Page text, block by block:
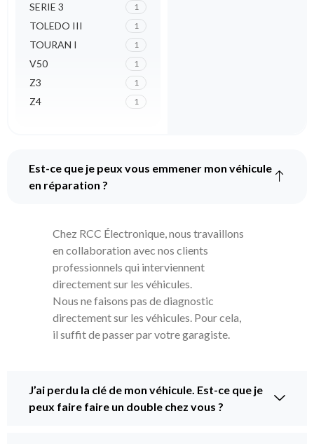
SERIE 3 1
TOLEDO III 1
TOURAN I 1
V50 1
Z3 1
Z4 1
Est-ce que je peux vous emmener mon véhicule
en réparation ?
Chez RCC Électronique, nous travaillons
en collaboration avec nos clients
professionnels qui interviennent
directement sur les véhicules.
Nous ne faisons pas de diagnostic
directement sur les véhicules. Pour cela,
il suffit de passer par votre garagiste.
J’ai perdu la clé de mon véhicule. Est-ce que je
peux faire faire un double chez vous ?